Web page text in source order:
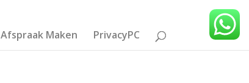
Afspraak Maken PrivacyPC